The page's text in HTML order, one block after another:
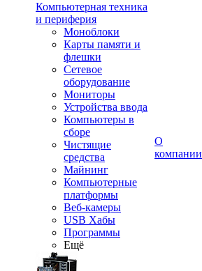
Компьютерная техника
и периферия
Моноблоки
Карты памяти и
флешки
Сетевое
оборудование
Мониторы
Устройства ввода
Компьютеры в
сборе
Чистящие
средства
Майнинг
Компьютерные
платформы
Веб-камеры
USB Хабы
Программы
Ещё
О
компании